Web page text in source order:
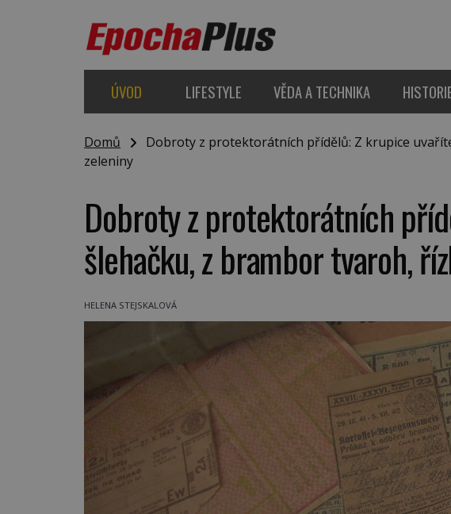
ÚVOD LIFESTYLE VĚDA A TECHNIKA
Domů
Dobroty z protektorátních přídělů: Z krupice
zeleniny
Dobroty z protektorátních
šlehačku, z brambor tvaroh,
HELENA STEJSKALOVÁ